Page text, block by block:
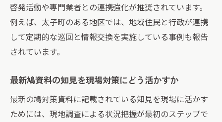
啓発活動や専門業者との連携強化が推奨されています。
例えば、太子町のある地区では、地域住民と行政が連携
して定期的な巡回と情報交換を実施している事例も報告
されています。
最新鳩資料の知見を現場対策にどう活かすか
最新の鳩対策資料に記載されている知見を現場に活かす
ためには、現地調査による状況把握が最初のステップで